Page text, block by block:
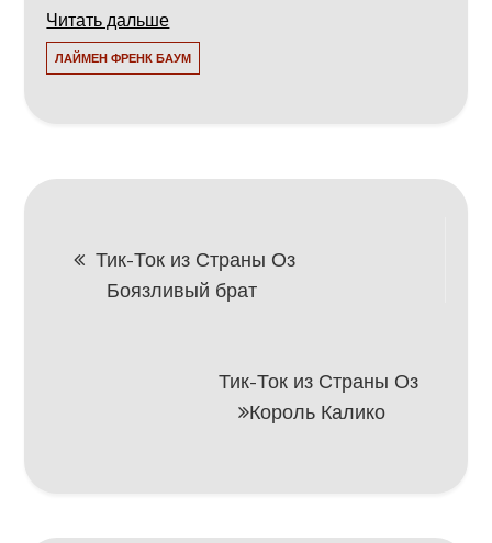
Читать дальше
ЛАЙМЕН ФРЕНК БАУМ
Навигация
Тик-Ток из Страны Оз
Боязливый брат
Тик-Ток из Страны Оз
Король Калико